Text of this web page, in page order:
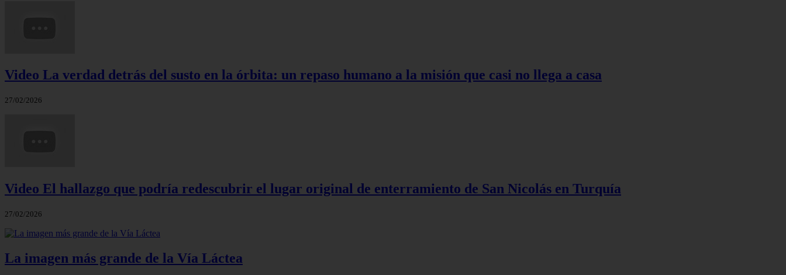
Video La verdad detrás del susto en la órbita: un repaso humano a la misión que casi no llega a casa
27/02/2026
Video El hallazgo que podría redescubrir el lugar original de enterramiento de San Nicolás en Turquía
27/02/2026
La imagen más grande de la Vía Láctea